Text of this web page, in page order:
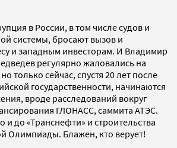
в России, в том числе судов и
системы, бросают вызов и
и западным инвесторам. И Владимир
регулярно жаловались на
только сейчас, спустя 20 лет после
государственности, начинаются
вроде расследований вокруг
ГЛОНАСС, саммита АТЭС.
и до «Транснефти» и строительства
Олимпиады. Блажен, кто верует!